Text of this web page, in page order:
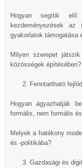
Hogyan segítik
kezdeményezések
gyakorlatok támogatása
Milyen szerepet
közösségek építésében?
Fenntartható
Hogyan ágyazhatják
formális, nem formális
Melyek a hatékony
és -politikába?
Gazdasági és